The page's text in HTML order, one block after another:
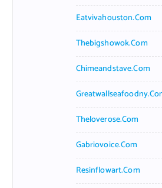
Eatvivahouston.com
Thebigshowok.com
Chimeandstave.com
Theloverose.com
Gabriovoice.com
Resinflowart.com